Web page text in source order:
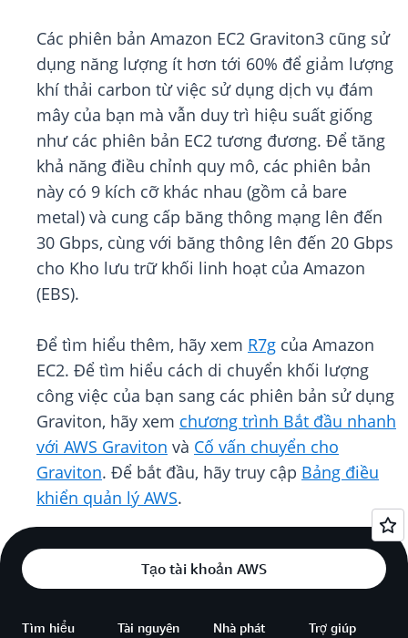
Các phiên bản Amazon EC2 Graviton3 cũng sử
dụng năng lượng ít hơn tới 60% để giảm lượng
khí thải carbon từ việc sử dụng dịch vụ đám
mây của bạn mà vẫn duy trì hiệu suất giống
như các phiên bản EC2 tương đương. Để tăng
khả năng điều chỉnh quy mô, các phiên bản
này có 9 kích cỡ khác nhau (gồm cả bare
metal) và cung cấp băng thông mạng lên đến
30 Gbps, cùng với băng thông lên đến 20 Gbps
cho Kho lưu trữ khối linh hoạt của Amazon
(EBS).
Để tìm hiểu thêm, hãy xem R7g của Amazon
EC2. Để tìm hiểu cách di chuyển khối lượng
công việc của bạn sang các phiên bản sử dụng
Graviton, hãy xem chương trình Bắt đầu nhanh
với AWS Graviton và Cố vấn chuyển cho
Graviton. Để bắt đầu, hãy truy cập Bảng điều
khiển quản lý AWS.
Tạo tài khoản AWS
Tìm hiểu Tài nguyên
Nhà phát
Trợ giúp